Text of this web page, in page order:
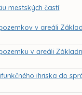
mestských častí
v areáli
v areáli
ihriska do